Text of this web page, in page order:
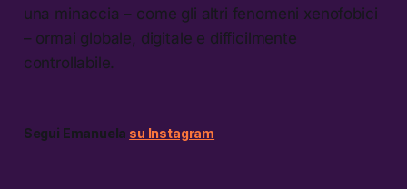
una minaccia – come gli altri fenomeni xenofobici
– ormai globale, digitale e difficilmente
controllabile.
Segui Emanuela su Instagram